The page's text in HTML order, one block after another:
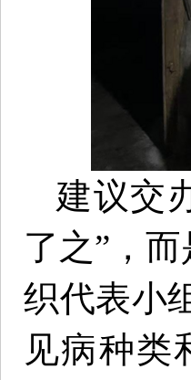
建议交
了之”，
织代表小
见病种类